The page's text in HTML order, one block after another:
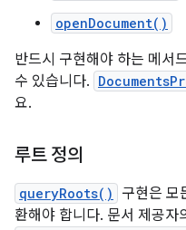
openDocument()
반드시 구현해야 하는 메서
수 있습니다.
요.
루트 정의
queryRoots() 구현은 모
환해야 합니다. 문서 제공자